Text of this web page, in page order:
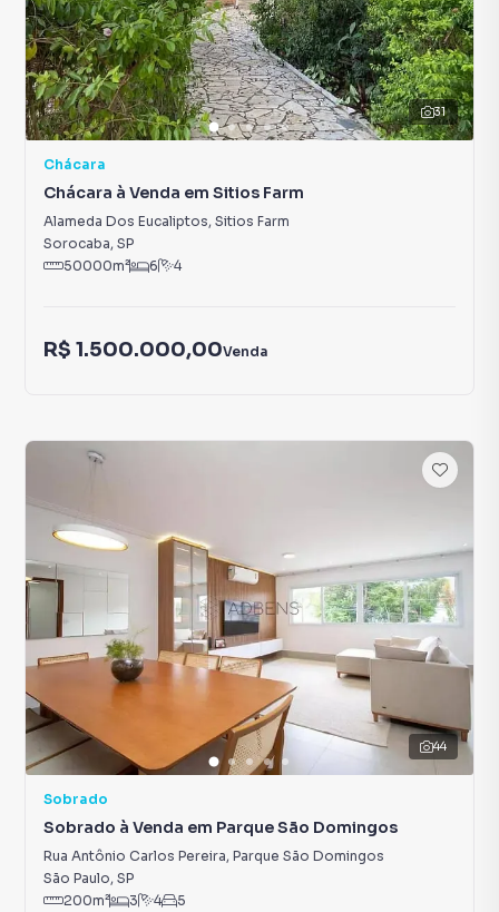
31
Chácara
Chácara à Venda em Sitios Farm
Alameda Dos Eucaliptos, Sitios Farm
Sorocaba, SP
50000m² 6 4
R$ 1.500.000,00Venda
44
Sobrado
Sobrado à Venda em Parque São Domingos
Rua Antônio Carlos Pereira, Parque São Domingos
São Paulo, SP
200m² 3 4 5